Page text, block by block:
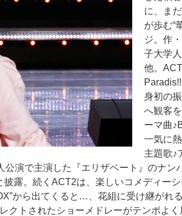
に、ま
が歩む“
ジ。作
子大学
他。
身初の
へ観客
ーマ曲
一気に
主題歌♪
演で主演した『エリザベート』のナン
露。続くACT2は、楽しいコメディー
から出てくると…、花組に受け継がれ
クトされたショーメドレーがテンポよ